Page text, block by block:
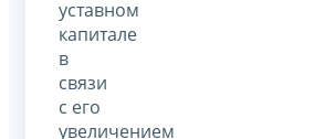
уставном
капитале
в
связи
с его
увеличением